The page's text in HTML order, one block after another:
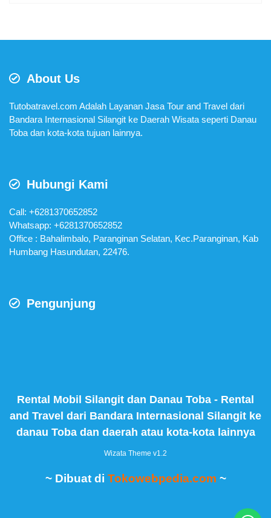
About Us
Tutobatravel.com Adalah Layanan Jasa Tour and Travel dari
Bandara Internasional Silangit ke Daerah Wisata seperti Danau
Toba dan kota-kota tujuan lainnya.
Hubungi Kami
Call: +6281370652852
Whatsapp: +6281370652852
Office : Bahalimbalo, Paranginan Selatan, Kec.Paranginan, Kab
Humbang Hasundutan, 22476.
Pengunjung
Rental Mobil Silangit dan Danau Toba - Rental
and Travel dari Bandara Internasional Silangit ke
danau Toba dan daerah atau kota-kota lainnya
Wizata Theme v1.2
~ Dibuat di Tokowebpedia.com ~